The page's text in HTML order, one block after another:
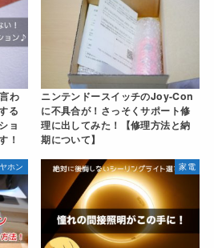
わ
る
ョ
！
ニンテンドースイッチのJoy-Con
に不具合が！さっそくサポート修
理に出してみた！【修理方法と納
期について】
ホン 家電